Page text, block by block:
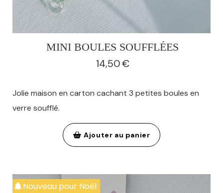
MINI BOULES SOUFFLÉES
14,50€
Jolie maison en carton cachant 3 petites boules en
verre soufflé.
Ajouter au panier
Nouveau pour Noël